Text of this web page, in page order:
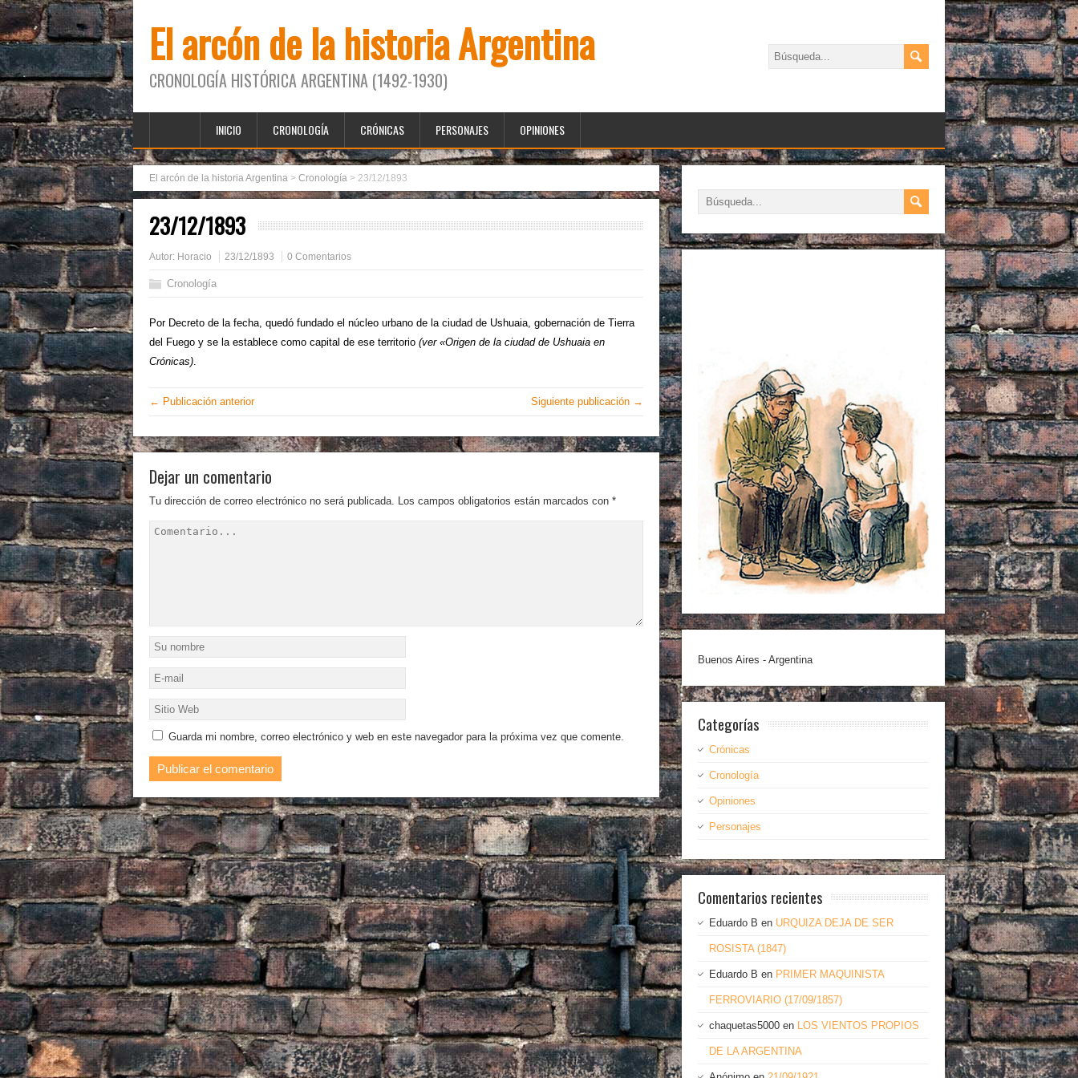
El arcón de la historia Argentina
CRONOLOGÍA HISTÓRICA ARGENTINA (1492-1930)
INICIO CRONOLOGÍA CRÓNICAS PERSONAJES OPINIONES
El arcón de la historia Argentina > Cronología > 23/12/1893
23/12/1893
Autor: Horacio 23/12/1893 0 Comentarios
Cronología
Por Decreto de la fecha, quedó fundado el núcleo urbano de la ciudad de Ushuaia, gobernación de Tierra
del Fuego y se la establece como capital de ese territorio (ver «Origen de la ciudad de Ushuaia en
Crónicas).
← Publicación anterior Siguiente publicación →
Dejar un comentario
Tu dirección de correo electrónico no será publicada. Los campos obligatorios están marcados con *
Guarda mi nombre, correo electrónico y web en este navegador para la próxima vez que comente.
Buenos Aires - Argentina
Categorías
Crónicas
Cronología
Opiniones
Personajes
Comentarios recientes
Eduardo B en URQUIZA DEJA DE SER
ROSISTA (1847)
Eduardo B en PRIMER MAQUINISTA
FERROVIARIO (17/09/1857)
chaquetas5000 en LOS VIENTOS PROPIOS
DE LA ARGENTINA